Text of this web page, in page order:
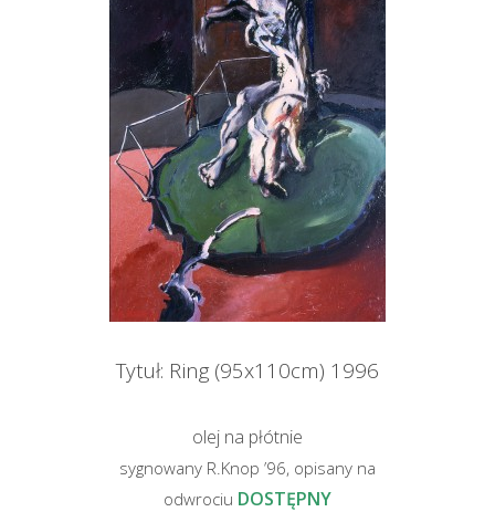
Tytuł: Ring (95x110cm) 1996
olej na płótnie
sygnowany R.Knop ’96, opisany na
odwrociu DOSTĘPNY